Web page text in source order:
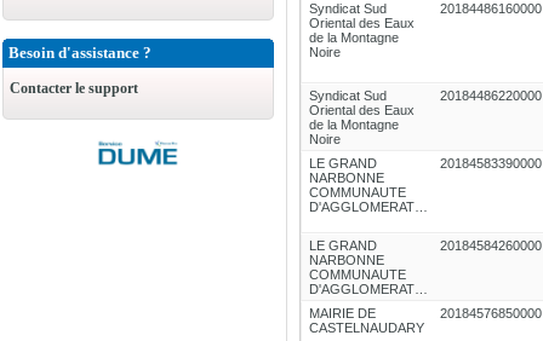
Besoin d'assistance ?
Contacter le support
Syndicat Sud
Oriental des Eaux
de la Montagne
Noire
20184486160000
Syndicat Sud
Oriental des Eaux
de la Montagne
Noire
20184486220000
LE GRAND
NARBONNE
COMMUNAUTE
20184583390000
LE GRAND
NARBONNE
COMMUNAUTE
20184584260000
MAIRIE DE
CASTELNAUDARY
20184576850000